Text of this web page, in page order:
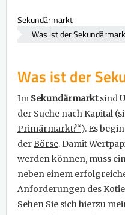
Sekundärmarkt
Was ist der
Was ist der
Im Sekundärmarktsind
der Suche nach Kapital
Primärmarkt?“). Es
derBörse. Damit
werden können, muss
neben einem
Anforderungen des
Sehen Sie sich hierzu